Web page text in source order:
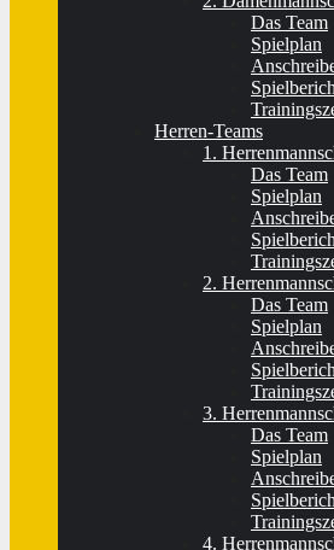
Das Team
Spielplan
Herren-Teams
1.
Das Team
Spielplan
2.
Das Team
Spielplan
3.
Das Team
Spielplan
4.